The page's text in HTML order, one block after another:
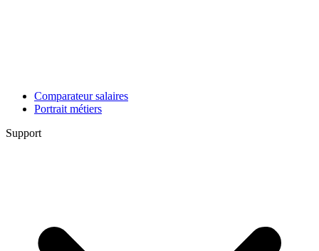
Comparateur salaires
Portrait métiers
Support